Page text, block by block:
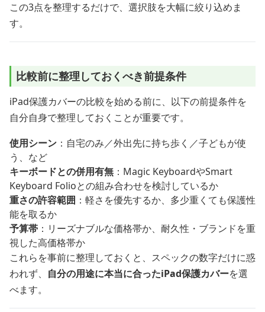
この3点を整理するだけで、選択肢を大幅に絞り込めま
す。
比較前に整理しておくべき前提条件
iPad保護カバーの比較を始める前に、以下の前提条件を
自分自身で整理しておくことが重要です。
使用シーン ：自宅のみ／外出先に持ち歩く／子どもが使
う、など
キーボードとの併用有無 ：Magic KeyboardやSmart
Keyboard Folioとの組み合わせを検討しているか
重さの許容範囲 ：軽さを優先するか、多少重くても保護性
能を取るか
予算帯 ：リーズナブルな価格帯か、耐久性・ブランドを重
視した高価格帯か
これらを事前に整理しておくと、スペックの数字だけに惑
われず、 自分の用途に本当に合ったiPad保護カバーを選
べます。